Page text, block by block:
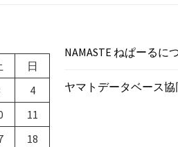
日
4
11
18
NAMASTE ねぱーるに
ヤマトデータベース